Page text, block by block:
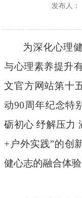
发布人：
为深化心理
与心理素养提升
文官方网站第十
动90周年纪念特
砺初心 纾解压力
+ 户外实践”的创
健心志的融合体